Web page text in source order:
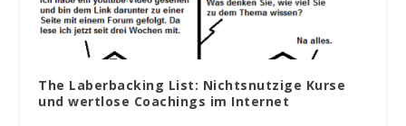
The Laberbacking List: Nichtsnutzige Kurse
und wertlose Coachings im Internet